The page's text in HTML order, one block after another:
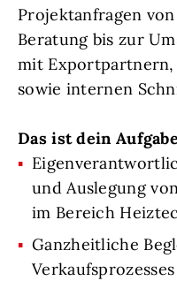
Projektanfragen
Beratung bis zur
mit
sowie internen
Das ist dein
und Auslegung
im Bereich
Ganzheitliche